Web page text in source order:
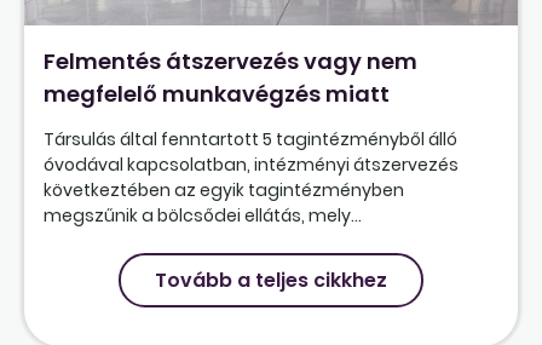
Felmentés átszervezés vagy nem
megfelelő munkavégzés miatt
Társulás által fenntartott 5 tagintézményből álló
óvodával kapcsolatban, intézményi átszervezés
következtében az egyik tagintézményben
megszűnik a bölcsődei ellátás, mely...
Tovább a teljes cikkhez